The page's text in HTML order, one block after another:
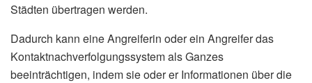
Städten übertragen werden.
Dadurch kann eine Angreiferin oder ein Angreifer das
Kontaktnachverfolgungssystem als Ganzes
beeinträchtigen, indem sie oder er Informationen über die